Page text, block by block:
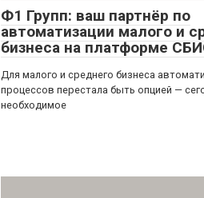
Ф1 Групп: ваш партнёр по
автоматизации малого и
бизнеса на платформе
Для малого и среднего бизнеса
процессов перестала быть опцией —
необходимое